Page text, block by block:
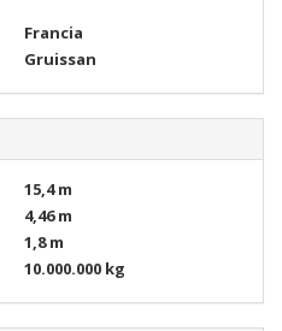
Francia
Gruissan
15,4 m
4,46 m
1,8 m
10.000.000 kg